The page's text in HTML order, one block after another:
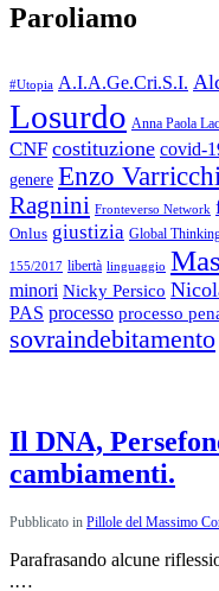
Paroliamo
#Utopia A.I.A.Ge.Cri.S.I.
Losurdo Anna Paola
CNF costituzione covid-
genere Enzo
Ragnini Fronteverso Network
Onlus giustizia Global
155/2017 libertà linguaggio
minori Nicky Persico
PAS processo processo
sovraindebitamento
Il DNA,
cambiamenti.
Pubblicato in Pillole del Massimo
Parafrasando alcune
.…